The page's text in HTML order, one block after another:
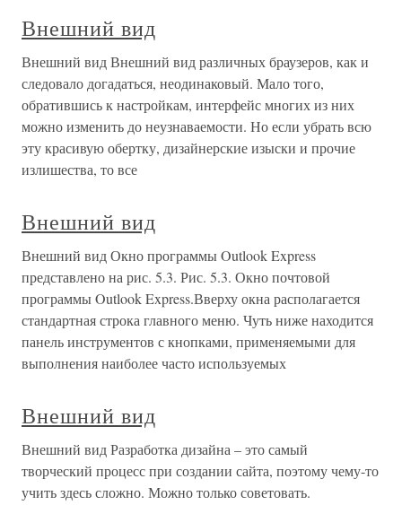
Внешний вид
Внешний вид Внешний вид различных браузеров, как и
следовало догадаться, неодинаковый. Мало того,
обратившись к настройкам, интерфейс многих из них
можно изменить до неузнаваемости. Но если убрать всю
эту красивую обертку, дизайнерские изыски и прочие
излишества, то все
Внешний вид
Внешний вид Окно программы Outlook Express
представлено на рис. 5.3. Рис. 5.3. Окно почтовой
программы Outlook Express.Вверху окна располагается
стандартная строка главного меню. Чуть ниже находится
панель инструментов с кнопками, применяемыми для
выполнения наиболее часто используемых
Внешний вид
Внешний вид Разработка дизайна – это самый
творческий процесс при создании сайта, поэтому чему-то
учить здесь сложно. Можно только советовать.